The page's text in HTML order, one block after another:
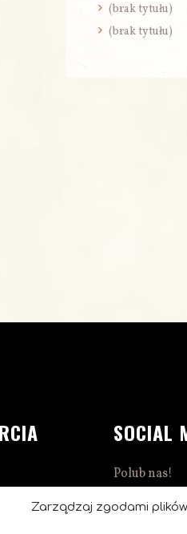
Zarządzaj zgodami
(brak tytułu)
(brak tytułu)
SOCIAL
Polub nas!